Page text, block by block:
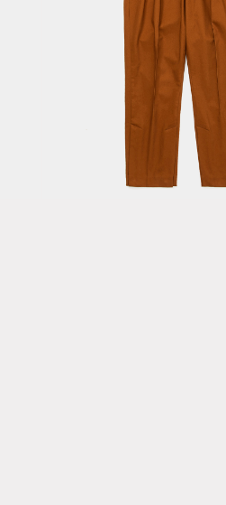
Satin
Blur
Brown